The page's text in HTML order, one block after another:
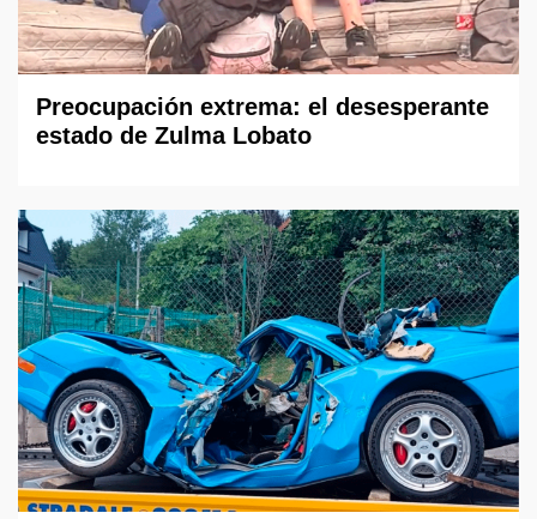
Preocupación extrema: el desesperante
estado de Zulma Lobato